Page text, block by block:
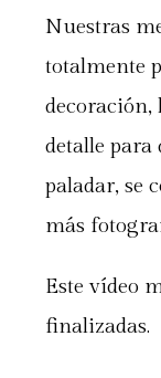
Nuestras
totalmente
decoración,
detalle para
paladar, se
más
Este vídeo
finalizadas.